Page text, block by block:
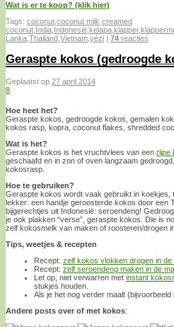
Wat is er te koop? (klik hier)
Tags: coconut coconut milk creamed
coconut India Indonesië kelapa klapper,
Lanka Thailand Vietnam yézi 74 reacties
Geraspte kokos (gedroogde
Geplaatst op 27 april 2014
8
Hoe heet het?
Geraspte kokos, gedroogde kokos, gemalen
kokos rasp, kopra, coconut flakes, shredded
Wat is het?
Geraspte kokos is het vruchtvlees van een rijpe
geschaafd en in zon of oven langzaam
kokosrasp.
Hoe te gebruiken?
Geraspte kokos wordt vaak gebruikt in koekjes,
lekker: een handje geroosterde kokos door een
bijgerechtjes uit Indonesië: seroendeng!
je ook plakken “verse”, geraspte kokos. Die is
zelf kokosmelk van maken of roosteren/drogen
Tips, weetjes & recepten
Recept: zelf kokos vlokken drogen in de
Recept: zelf seroendeng maken in de
Let op, niet verwarren met instant
stukjes houden.
Als je het nog verder maalt (bijvoorbeeld
Andere posts over of met kokos: